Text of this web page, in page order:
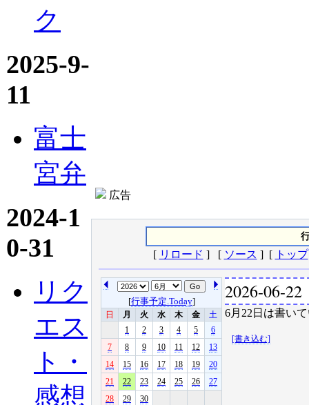
ク
2025-9-
11
富士
宮弁
2024-1
0-31
リク
エス
ト・
感想
広告
[ リロード ] [ ソース ] [ トップ
[行事予定.Today]
日 月 火 水 木 金
土
1
2 3 4 5
6
7
8 9 10 11 12
13
14
15 16 17 18 19
20
21
22 23 24 25 26
27
28
29 30
2026-06-22
6月22日は書い
[書き込む]